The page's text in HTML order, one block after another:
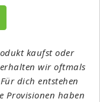
kaufst oder
wir oftmals
dich entstehen
Provisionen haben